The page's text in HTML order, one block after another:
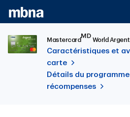
Passer au contenu principal
Mastercard
MD
World
Caractéristiques et
carte
Détails du
récompenses